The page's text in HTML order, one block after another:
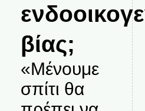
βίας;
«Μένουμε
σπίτι θα